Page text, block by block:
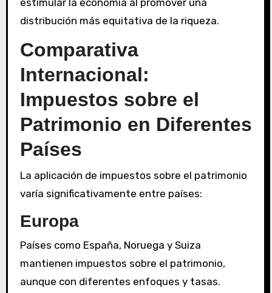
estimular la economía al promover una
distribución más equitativa de la riqueza.
Comparativa
Internacional:
Impuestos sobre el
Patrimonio en Diferentes
Países
La aplicación de impuestos sobre el patrimonio
varía significativamente entre países:
Europa
Países como España, Noruega y Suiza
mantienen impuestos sobre el patrimonio,
aunque con diferentes enfoques y tasas.